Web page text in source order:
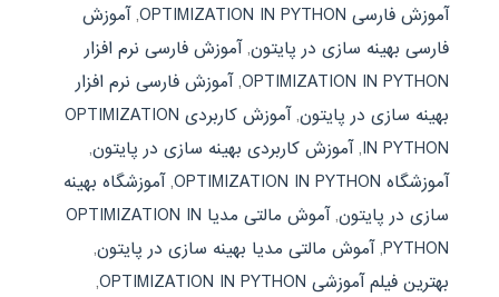
آموزش فارسی OPTIMIZATION IN PYTHON
,آموزش
فارسی بهینه سازی در پایتون,آموزش فارسی نرم افزار
OPTIMIZATION IN PYTHON
,آموزش فارسی نرم افزار
بهینه سازی در پایتون,
آموزش کاربردی OPTIMIZATION
IN PYTHON
,آموزش کاربردی بهینه سازی در پایتون,
آموزشگاه OPTIMIZATION IN PYTHON
,آموزشگاه بهینه
سازی در پایتون,
آموش مالتی مدیا OPTIMIZATION IN
PYTHON
,آموش مالتی مدیا بهینه سازی در پایتون,
بهترین فیلم آموزشی OPTIMIZATION IN PYTHON
,